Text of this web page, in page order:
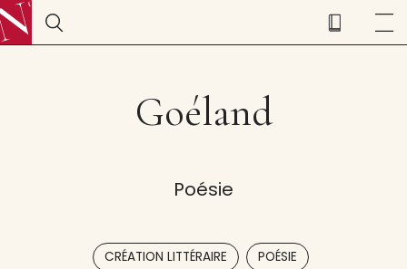
Goéland
Poésie
CRÉATION LITTÉRAIRE , POÉSIE